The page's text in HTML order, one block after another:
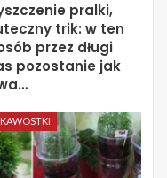
pralki,
trik: w ten
przez długi
pozostanie jak